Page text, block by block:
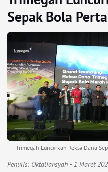
Sepak Bola
Trimegah Luncurkan Reksa Dana
Penulis: Oktaliansyah - 1 Maret